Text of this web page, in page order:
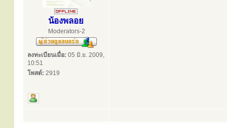
น้องพลอย
Moderators-2
ลงทะเบียนเมื่อ: 05 มิ.ย. 2009,
10:51
โพสต์: 2919